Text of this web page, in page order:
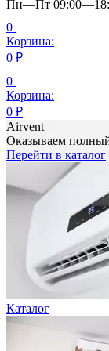
Пн—Пт
0
Корзина:
0 ₽
0
Корзина:
0 ₽
Airvent
Оказываем
Перейти в каталог
Каталог